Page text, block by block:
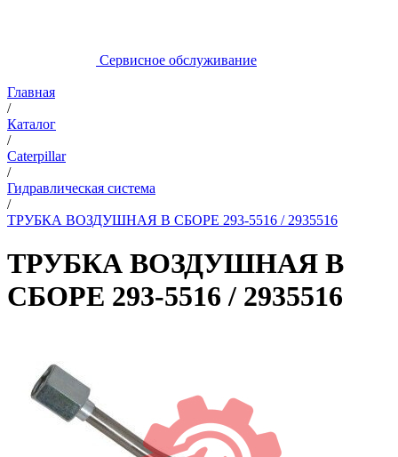
Сервисное обслуживание
Главная
/
Каталог
/
Caterpillar
/
Гидравлическая система
/
ТРУБКА ВОЗДУШНАЯ В СБОРЕ 293-5516 / 2935516
ТРУБКА ВОЗДУШНАЯ В
СБОРЕ 293-5516 / 2935516